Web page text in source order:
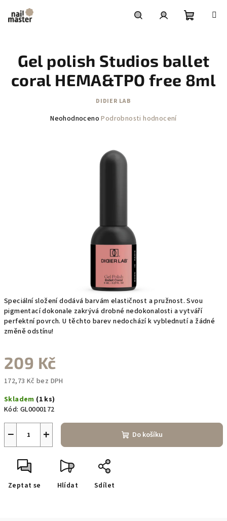
obsah
košík
Speciální složení dodává barvám elastičnost a pružnost. Svou
pigmentací dokonale zakrývá drobné nedokonalosti a vytváří
perfektní povrch. U těchto barev nedochází k vyblednutí a žádné
změně odstínu!
209 Kč
172,73 Kč bez DPH
cena:
Skladem (1 ks)
Kód: GL0000172
+
− Do košíku
Zeptat se Hlídat Sdílet
Gel polish Studios ballet
coral HEMA&TPO free 8ml
DIDIER LAB
Průměrné
Neohodnoceno Podrobnosti hodnocení